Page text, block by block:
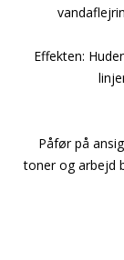
Effekten:
Påfør på
toner og arbejd